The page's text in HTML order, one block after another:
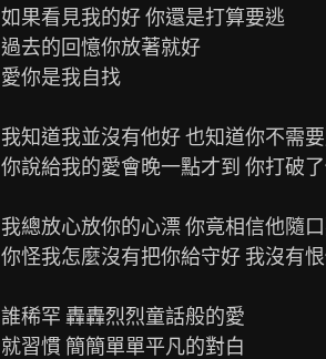
如果看見我的好 你還是打算要逃
過去的回憶你放著就好
愛你是我自找
我知道我並沒有他好 也知道你不需
你說給我的愛會晚一點才到 你打破
我總放心放你的心漂 你竟相信他隨
你怪我怎麼沒有把你給守好 我沒有
誰稀罕 轟轟烈烈童話般的愛
就習慣 簡簡單單平凡的對白